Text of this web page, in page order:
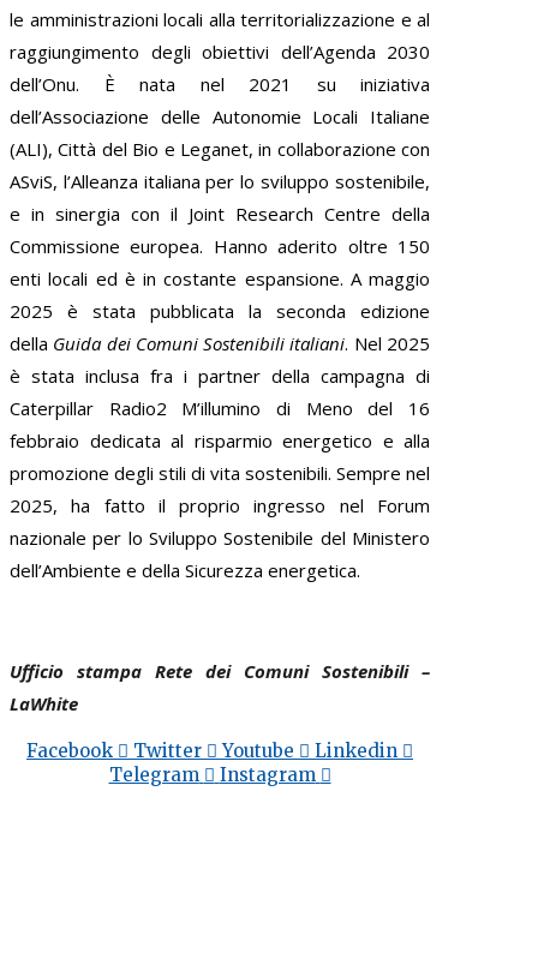
le amministrazioni locali alla territorializzazione e al
raggiungimento degli obiettivi dell’Agenda 2030
dell’Onu. È nata nel 2021 su iniziativa
dell’Associazione delle Autonomie Locali Italiane
(ALI), Città del Bio e Leganet, in collaborazione con
ASviS, l’Alleanza italiana per lo sviluppo sostenibile,
e in sinergia con il Joint Research Centre della
Commissione europea. Hanno aderito oltre 150
enti locali ed è in costante espansione. A maggio
2025 è stata pubblicata la seconda edizione
della Guida dei Comuni Sostenibili italiani. Nel 2025
è stata inclusa fra i partner della campagna di
Caterpillar Radio2 M’illumino di Meno del 16
febbraio dedicata al risparmio energetico e alla
promozione degli stili di vita sostenibili. Sempre nel
2025, ha fatto il proprio ingresso nel Forum
nazionale per lo Sviluppo Sostenibile del Ministero
dell’Ambiente e della Sicurezza energetica.
Ufficio stampa Rete dei Comuni Sostenibili –
LaWhite
Facebook Twitter Youtube
Linkedin
Telegram
Instagram